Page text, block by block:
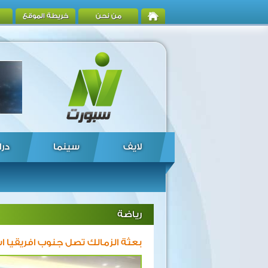
من نحن خريطة الموقع
لايف سينما
رياضة
بعثة الزمالك تصل جنوب افريقيا